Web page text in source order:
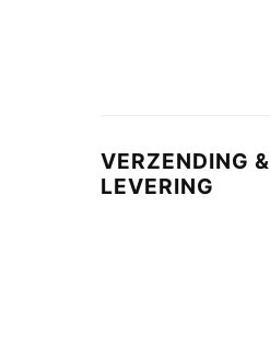
VERZENDING &
LEVERING